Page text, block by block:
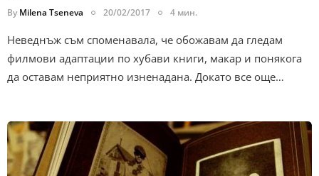
By Milena Tseneva 20/02/2017 4 мин.
Неведнъж съм споменавала, че обожавам да гледам
филмови адаптации по хубави книги, макар и понякога
да оставам неприятно изненадана. Докато все още…